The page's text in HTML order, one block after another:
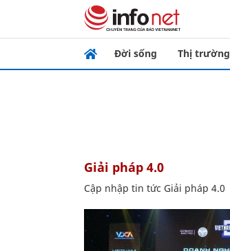
Đời sống Thị trường
Giải pháp 4.0
Cập nhập tin tức Giải pháp 4.0